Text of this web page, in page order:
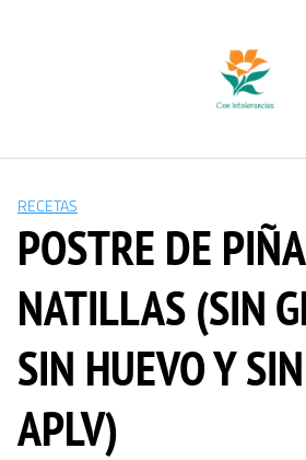
RECETAS
POSTRE DE
NATILLAS (SIN
SIN HUEVO Y
APLV)